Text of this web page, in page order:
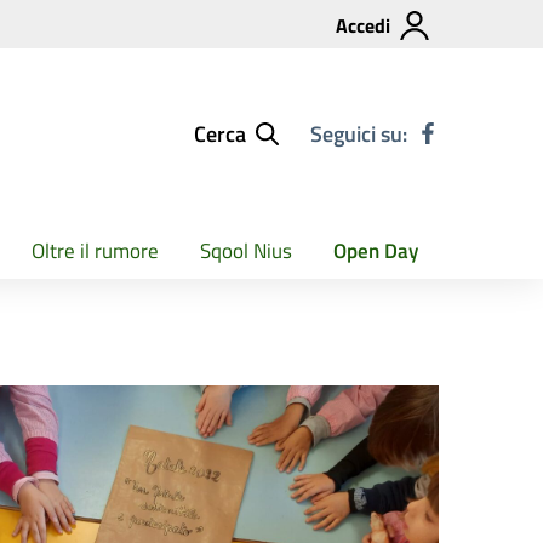
Accedi
Cerca Seguici su:
Oltre il rumore Sqool Nius Open Day